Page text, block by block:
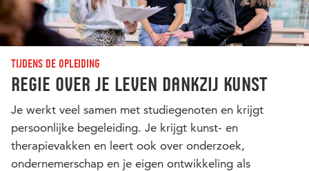
Tijdens de opleiding
Regie over je leven dankzij kunst
Je werkt veel samen met studiegenoten en krijgt
persoonlijke begeleiding. Je krijgt kunst- en
therapievakken en leert ook over onderzoek,
ondernemerschap en je eigen ontwikkeling als